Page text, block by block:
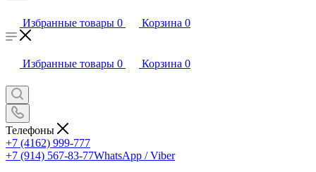
Избранные товары 0 Корзина 0
Избранные товары 0 Корзина 0
Телефоны
+7 (4162) 999-777
+7 (914) 567-83-77WhatsApp / Viber